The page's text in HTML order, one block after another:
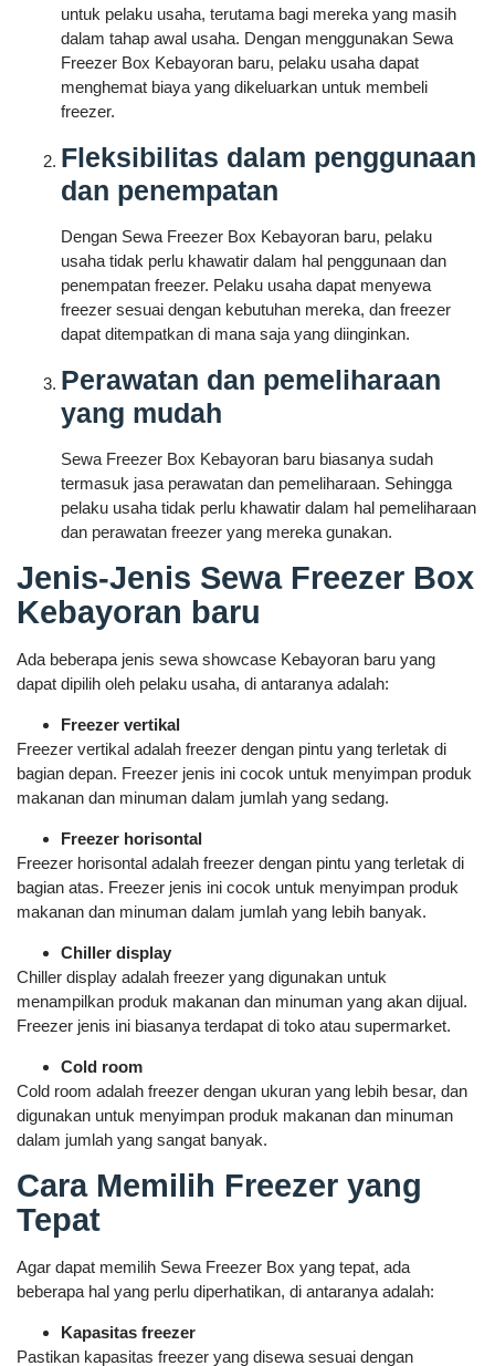
untuk pelaku usaha, terutama bagi mereka yang masih
dalam tahap awal usaha. Dengan menggunakan Sewa
Freezer Box Kebayoran baru, pelaku usaha dapat
menghemat biaya yang dikeluarkan untuk membeli
freezer.
Fleksibilitas dalam penggunaan
dan penempatan
Dengan Sewa Freezer Box Kebayoran baru, pelaku
usaha tidak perlu khawatir dalam hal penggunaan dan
penempatan freezer. Pelaku usaha dapat menyewa
freezer sesuai dengan kebutuhan mereka, dan freezer
dapat ditempatkan di mana saja yang diinginkan.
Perawatan dan pemeliharaan
yang mudah
Sewa Freezer Box Kebayoran baru biasanya sudah
termasuk jasa perawatan dan pemeliharaan. Sehingga
pelaku usaha tidak perlu khawatir dalam hal pemeliharaan
dan perawatan freezer yang mereka gunakan.
Jenis-Jenis Sewa Freezer Box
Kebayoran baru
Ada beberapa jenis sewa showcase Kebayoran baru yang
dapat dipilih oleh pelaku usaha, di antaranya adalah:
Freezer vertikal
Freezer vertikal adalah freezer dengan pintu yang terletak di
bagian depan. Freezer jenis ini cocok untuk menyimpan produk
makanan dan minuman dalam jumlah yang sedang.
Freezer horisontal
Freezer horisontal adalah freezer dengan pintu yang terletak di
bagian atas. Freezer jenis ini cocok untuk menyimpan produk
makanan dan minuman dalam jumlah yang lebih banyak.
Chiller display
Chiller display adalah freezer yang digunakan untuk
menampilkan produk makanan dan minuman yang akan dijual.
Freezer jenis ini biasanya terdapat di toko atau supermarket.
Cold room
Cold room adalah freezer dengan ukuran yang lebih besar, dan
digunakan untuk menyimpan produk makanan dan minuman
dalam jumlah yang sangat banyak.
Cara Memilih Freezer yang
Tepat
Agar dapat memilih Sewa Freezer Box yang tepat, ada
beberapa hal yang perlu diperhatikan, di antaranya adalah:
Kapasitas freezer
Pastikan kapasitas freezer yang disewa sesuai dengan